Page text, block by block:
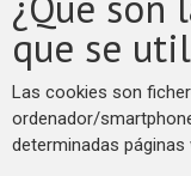
que se
Las cookies son
ordenador/
determinadas páginas